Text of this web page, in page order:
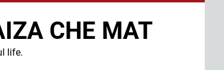
CHE MAT
life.